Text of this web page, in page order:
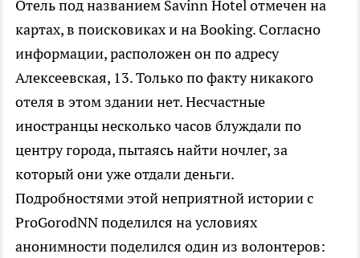
Отель под названием Savinn Hotel отмечен на
картах, в поисковиках и на Booking. Согласно
информации, расположен он по адресу
Алексеевская, 13. Только по факту никакого
отеля в этом здании нет. Несчастные
иностранцы несколько часов блуждали по
центру города, пытаясь найти ночлег, за
который они уже отдали деньги.
Подробностями этой неприятной истории с
ProGorodNN поделился на условиях
анонимности поделился один из волонтеров: